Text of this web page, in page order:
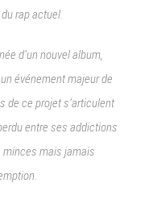
rap actuel.
d’un nouvel album,
événement majeur de
de ce projet s’articulent
entre ses addictions
mais jamais